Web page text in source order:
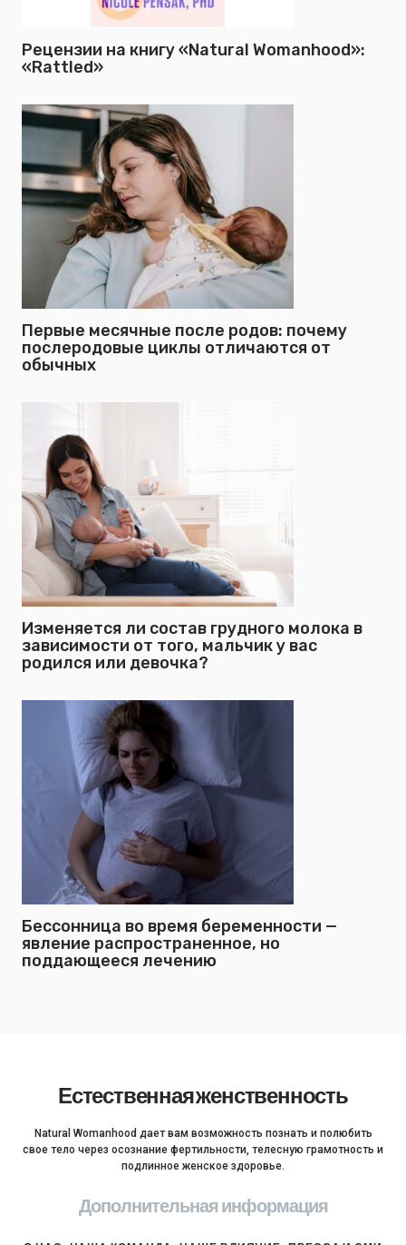
Рецензии на книгу «Natural Womanhood»:
«Rattled»
Первые месячные после родов: почему
послеродовые циклы отличаются от
обычных
Изменяется ли состав грудного молока в
зависимости от того, мальчик у вас
родился или девочка?
Бессонница во время беременности —
явление распространенное, но
поддающееся лечению
Естественная женственность
Natural Womanhood дает вам возможность познать и полюбить
свое тело через осознание фертильности, телесную грамотность и
подлинное женское здоровье.
Дополнительная информация